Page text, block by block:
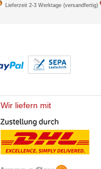
Lieferzeit 2-3 Werktage (versandfertig)
Wir liefern mit